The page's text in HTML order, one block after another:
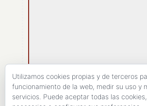
Utilizamos cookies propias y de terceros
funcionamiento de la web, medir su uso y
servicios. Puede aceptar todas las